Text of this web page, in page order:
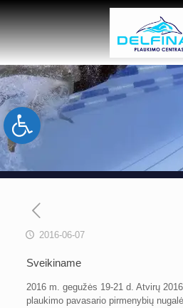
Open toolbar
2016-06-07
Sveikiname
2016 m. gegužės 19-21 d. Atvirų
plaukimo pavasario pirmenybių